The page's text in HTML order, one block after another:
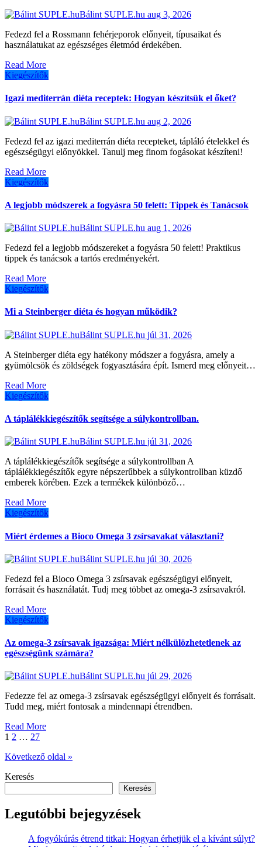
Bálint SUPLE.hu aug 3, 2026
Fedezd fel a Rossmann fehérjeporok előnyeit, típusaikat és
használatukat az egészséges életmód érdekében.
Read More
Kiegészítők
Igazi mediterrán diéta receptek: Hogyan készítsük el őket?
Bálint SUPLE.hu aug 2, 2026
Fedezd fel az igazi mediterrán diéta recepteket, tápláló ételekkel és
egészségügyi előnyökkel. Tanulj meg finom fogásokat készíteni!
Read More
Kiegészítők
A legjobb módszerek a fogyásra 50 felett: Tippek és Tanácsok
Bálint SUPLE.hu aug 1, 2026
Fedezd fel a legjobb módszereket a fogyásra 50 felett! Praktikus
tippek és tanácsok a tartós eredményekért.
Read More
Kiegészítők
Mi a Steinberger diéta és hogyan működik?
Bálint SUPLE.hu júl 31, 2026
A Steinberger diéta egy hatékony módszer a fogyásra, amely a
gyümölcsök és zöldségek fogyasztására épít. Ismerd meg előnyeit…
Read More
Kiegészítők
A táplálékkiegészítők segítsége a súlykontrollban.
Bálint SUPLE.hu júl 31, 2026
A táplálékkiegészítők segítsége a súlykontrollban A
táplálékkiegészítők egyre népszerűbbek a súlykontrollban küzdő
emberek körében. Ezek a termékek különböző…
Read More
Kiegészítők
Miért érdemes a Bioco Omega 3 zsírsavakat választani?
Bálint SUPLE.hu júl 30, 2026
Fedezd fel a Bioco Omega 3 zsírsavak egészségügyi előnyeit,
forrásait és használatát. Tudj meg többet az omega-3 zsírsavakról.
Read More
Kiegészítők
Az omega-3 zsírsavak igazsága: Miért nélkülözhetetlenek az
egészségünk számára?
Bálint SUPLE.hu júl 29, 2026
Fedezze fel az omega-3 zsírsavak egészségügyi előnyeit és forrásait.
Tudd meg, miért fontosak a mindennapi étrendben.
Read More
Bejegyzések
lapozása
1 2 … 27
Következő oldal »
Keresés
Keresés
Legutóbbi bejegyzések
A fogyókúrás étrend titkai: Hogyan érhetjük el a kívánt súlyt?